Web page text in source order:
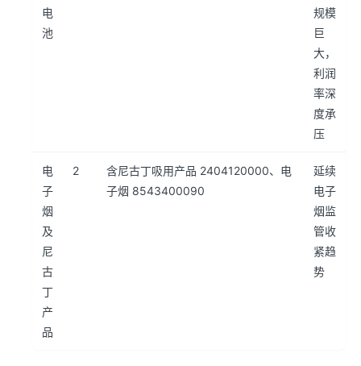
电
池
规模
巨
大，
利润
率深
度承
压
电
子
烟
及
尼
古
丁
产
品
2
含尼古丁吸用产品 2404120000、电
子烟 8543400090
延续
电子
烟监
管收
紧趋
势